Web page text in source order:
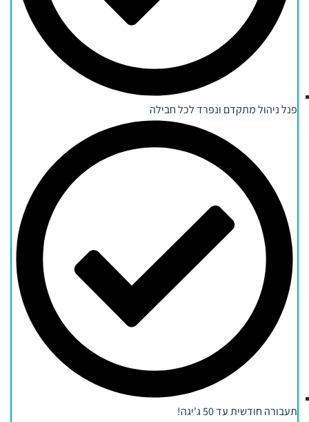
פנל ניהול מתקדם ונפרד לכל חבילה
תעבורה חודשית עד 50 ג'יגה!